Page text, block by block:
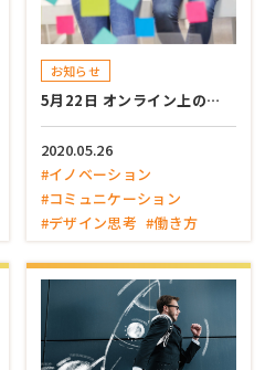
お知らせ
5月22日 オンライン上の…
2020.05.26
#イノベーション
#コミュニケーション
#デザイン思考 #働き方